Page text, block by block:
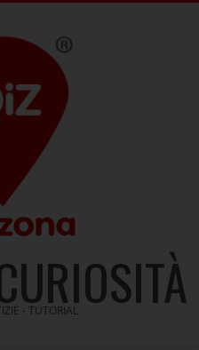
- TUTORIAL